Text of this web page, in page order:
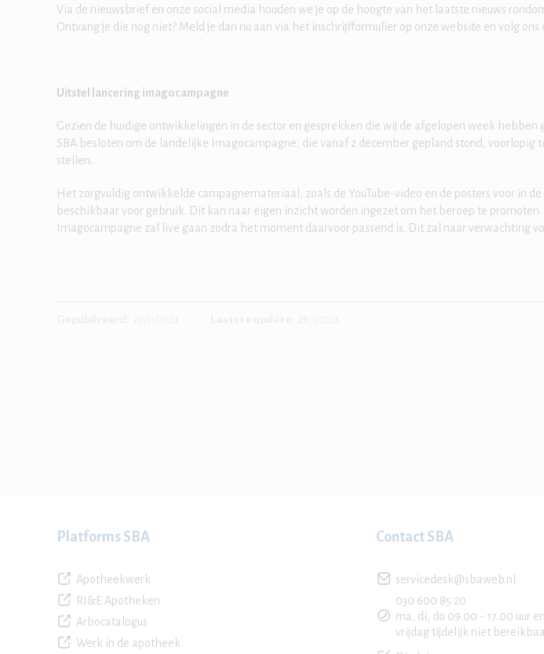
Via de nieuwsbrief en onze social media houden we je op de hoogte van het laatste nieuws
Ontvang je die nog niet? Meld je dan nu aan via het inschrijfformulier op onze website en volg ons
Uitstel lancering imagocampagne
Gezien de huidige ontwikkelingen in de sector en gesprekken die wij de afgelopen week hebben
SBA besloten om de landelijke Imagocampagne, die vanaf 2 december gepland stond, voorlopig
stellen.
Het zorgvuldig ontwikkelde campagnemateriaal, zoals de YouTube-video en de posters voor in
beschikbaar voor gebruik. Dit kan naar eigen inzicht worden ingezet om het beroep te
Imagocampagne zal live gaan zodra het moment daarvoor passend is. Dit zal naar verwachting
Gepubliceerd: 29/11/2024 Laatste update: 28/3/2025
Platforms SBA
Apotheekwerk
RI&E Apotheken
Arbocatalogus
Werk in de apotheek
Contact SBA
servicedesk@sbaweb.nl
030 600 85 20
ma, di, do 09.00 - 17.00 uur
vrijdag tijdelijk niet